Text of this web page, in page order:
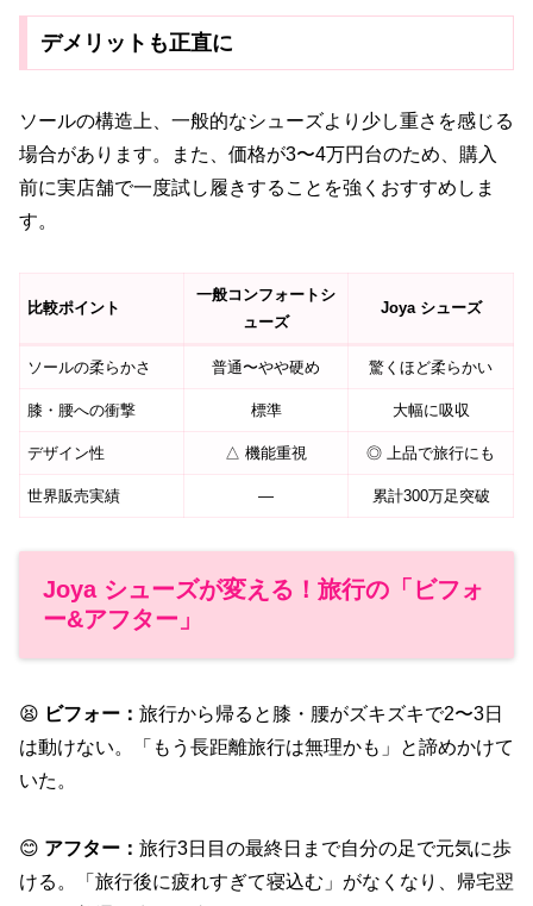
デメリットも正直に
ソールの構造上、一般的なシューズより少し重さを感じる
場合があります。また、価格が3〜4万円台のため、購入
前に実店舗で一度試し履きすることを強くおすすめしま
す。
比較ポイント
一般コンフォートシ
ューズ
Joya シューズ
ソールの柔らかさ 普通〜やや硬め 驚くほど柔らかい
膝・腰への衝撃 標準 大幅に吸収
デザイン性 △ 機能重視 ◎ 上品で旅行にも
世界販売実績 — 累計300万足突破
Joya シューズが変える！旅行の「ビフォ
ー&アフター」
😫 ビフォー： 旅行から帰ると膝・腰がズキズキで2〜3日
は動けない。「もう長距離旅行は無理かも」と諦めかけて
いた。
😊 アフター： 旅行3日目の最終日まで自分の足で元気に歩
ける。「旅行後に疲れすぎて寝込む」がなくなり、帰宅翌